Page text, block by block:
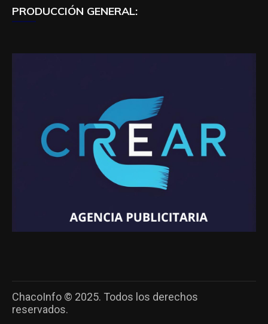
PRODUCCIÓN GENERAL:
ChacoInfo © 2025. Todos los derechos
reservados.